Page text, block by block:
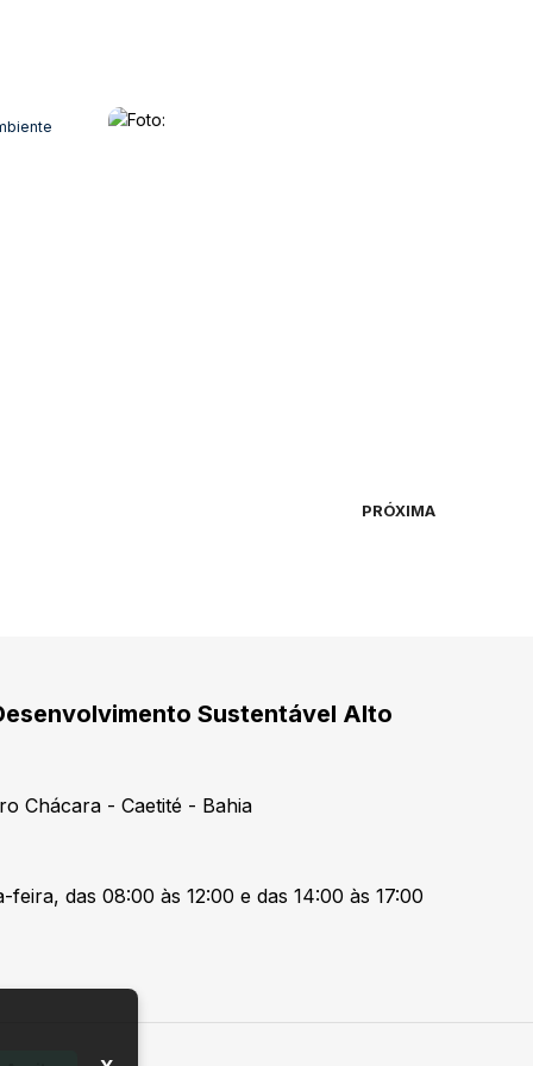
PRÓXIMA
Sustentável Alto
Chácara - Caetité - Bahia
das 08:00 às 12:00 e das 14:00 às 17:00